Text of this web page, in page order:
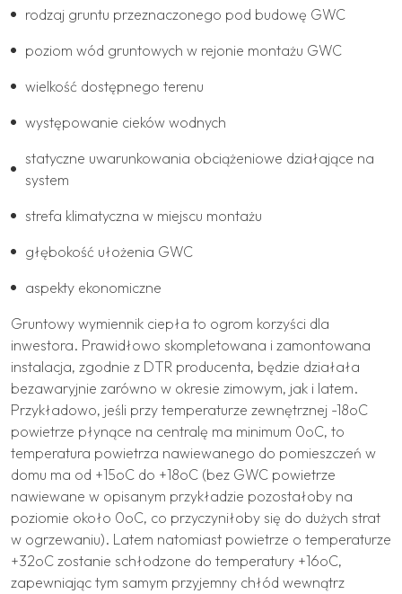
rodzaj gruntu przeznaczonego pod budowę GWC
poziom wód gruntowych w rejonie montażu GWC
wielkość dostępnego terenu
występowanie cieków wodnych
statyczne uwarunkowania obciążeniowe działające na
system
strefa klimatyczna w miejscu montażu
głębokość ułożenia GWC
aspekty ekonomiczne
Gruntowy wymiennik ciepła to ogrom korzyści dla
inwestora. Prawidłowo skompletowana i zamontowana
instalacja, zgodnie z DTR producenta, będzie działała
bezawaryjnie zarówno w okresie zimowym, jak i latem.
Przykładowo, jeśli przy temperaturze zewnętrznej -18oC
powietrze płynące na centralę ma minimum 0oC, to
temperatura powietrza nawiewanego do pomieszczeń w
domu ma od +15oC do +18oC (bez GWC powietrze
nawiewane w opisanym przykładzie pozostałoby na
poziomie około 0oC, co przyczyniłoby się do dużych strat
w ogrzewaniu). Latem natomiast powietrze o temperaturze
+32oC zostanie schłodzone do temperatury +16oC,
zapewniając tym samym przyjemny chłód wewnątrz